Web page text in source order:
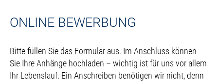
ONLINE BEWERBUNG
Bitte füllen Sie das Formular aus. Im Anschluss können
Sie Ihre Anhänge hochladen – wichtig ist für uns vor allem
Ihr Lebenslauf. Ein Anschreiben benötigen wir nicht, denn